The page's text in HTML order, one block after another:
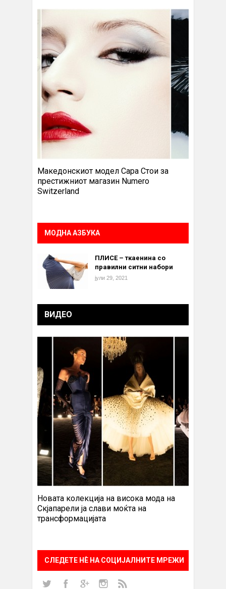
Македонскиот модел Сара Стои за
престижниот магазин Numero
Switzerland
МОДНА АЗБУКА
ПЛИСЕ – ткаенина со
правилни ситни набори
јули 29, 2021
ВИДЕО
Новата колекција на висока мода на
Скјапарели ја слави моќта на
трансформацијата
СЛЕДЕТЕ НÈ НА СОЦИЈАЛНИТЕ МРЕЖИ